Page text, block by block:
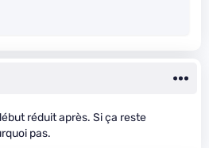
réduit après. Si ça reste
pas.